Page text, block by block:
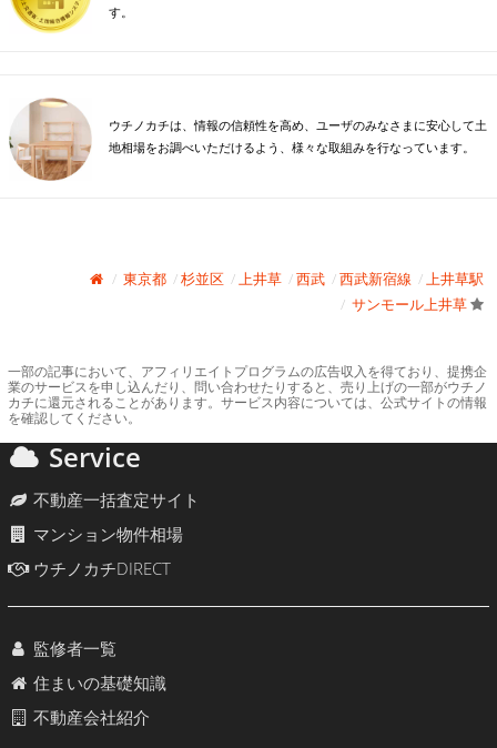
す。
ウチノカチは、情報の信頼性を高め、ユーザのみなさまに安心して土
地相場をお調べいただけるよう、様々な取組みを行なっています。
東京都 杉並区 上井草 西武 西武新宿線
上井草駅
サンモール上井草
一部の記事において、アフィリエイトプログラムの広告収入を得ており、提携企
業のサービスを申し込んだり、問い合わせたりすると、売り上げの一部がウチノ
カチに還元されることがあります。サービス内容については、公式サイトの情報
を確認してください。
Service
不動産一括査定サイト
マンション物件相場
ウチノカチDIRECT
監修者一覧
住まいの基礎知識
不動産会社紹介